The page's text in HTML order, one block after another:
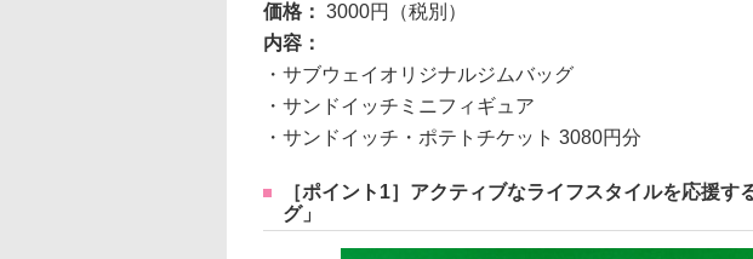
価格： 3000円（税別）
内容：
・サブウェイオリジナルジムバッグ
・サンドイッチミニフィギュア
・サンドイッチ・ポテトチケット 3080円分
［ポイント1］アクティブなライフスタイルを応援す
グ」